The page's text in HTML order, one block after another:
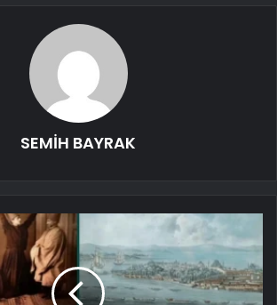
SEMİH BAYRAK